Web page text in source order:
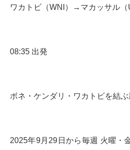
ワカトビ（WNI）→マカッサル（
08:35 出発
ボネ・ケンダリ・ワカトビを結ぶ
2025年9月29日から毎週 火曜・